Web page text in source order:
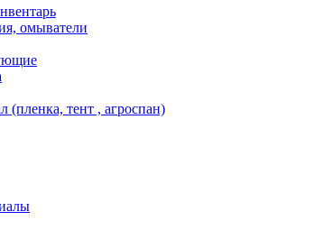
омыватели
(пленка, тент , агроспан)